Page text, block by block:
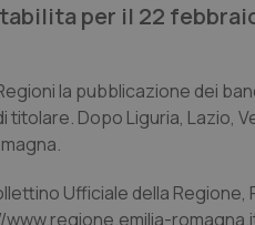
per il 22
la pubblicazione dei
Dopo Liguria, Lazio,
Ufficiale della
www.regione.emilia-